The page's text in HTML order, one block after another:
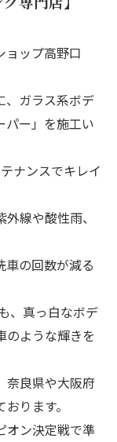
ョップ高野口
、ガラス系ボデ
パー」を施工い
ナンスでキレイ
線や酸性雨、
車の回数が減る
、真っ白なボデ
のような輝きを
奈良県や大阪府
ります。
オン決定戦で準